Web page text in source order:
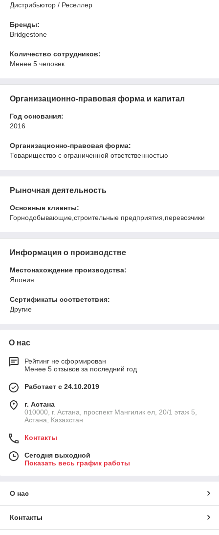
Дистрибьютор / Реселлер
Бренды:
Bridgestone
Количество сотрудников:
Менее 5 человек
Организационно-правовая форма и капитал
Год основания:
2016
Организационно-правовая форма:
Товарищество с ограниченной ответственностью
Рыночная деятельность
Основные клиенты:
Горнодобывающие,строительные предприятия,перевозчики
Информация о производстве
Местонахождение производства:
Япония
Сертификаты соответствия:
Другие
О нас
Рейтинг не сформирован
Менее 5 отзывов за последний год
Работает с 24.10.2019
г. Астана
010000, г. Астана, проспект Мангилик ел, 20/1 этаж 5,
Астана, Казахстан
Контакты
Сегодня выходной
Показать весь график работы
О нас
Контакты